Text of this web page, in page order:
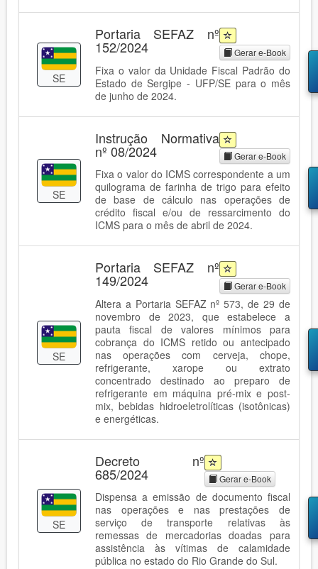
SE
Portaria SEFAZ nº
152/2024 Gerar e-Book
Fixa o valor da Unidade Fiscal Padrão do
Estado de Sergipe - UFP/SE para o mês
de junho de 2024.
SE
Instrução Normativa
nº 08/2024 Gerar e-Book
Fixa o valor do ICMS correspondente a um
quilograma de farinha de trigo para efeito
de base de cálculo nas operações de
crédito fiscal e/ou de ressarcimento do
ICMS para o mês de abril de 2024.
SE
Portaria SEFAZ nº
149/2024 Gerar e-Book
Altera a Portaria SEFAZ nº 573, de 29 de
novembro de 2023, que estabelece a
pauta fiscal de valores mínimos para
cobrança do ICMS retido ou antecipado
nas operações com cerveja, chope,
refrigerante, xarope ou extrato
concentrado destinado ao preparo de
refrigerante em máquina pré-mix e post-
mix, bebidas hidroeletrolíticas (isotônicas)
e energéticas.
SE
Decreto nº
685/2024 Gerar e-Book
Dispensa a emissão de documento fiscal
nas operações e nas prestações de
serviço de transporte relativas às
remessas de mercadorias doadas para
assistência às vítimas de calamidade
pública no estado do Rio Grande do Sul.